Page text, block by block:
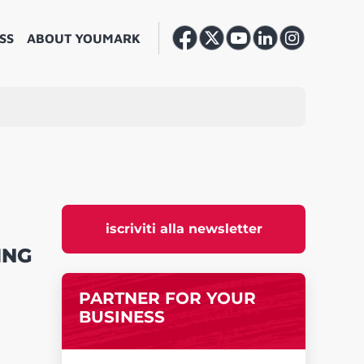
ABOUT YOUMARK
iscriviti alla newsletter
PARTNER FOR YOUR
BUSINESS